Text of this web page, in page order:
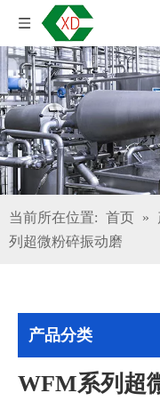
当前所在位置: 首页 »
列超微粉碎振动磨
产品分类
WFM系列超